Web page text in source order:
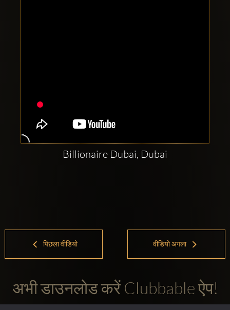
Billionaire Dubai, Dubai
पिछला वीडियो वीडियो अगला
अभी डाउनलोड करें Clubbable ऐप!